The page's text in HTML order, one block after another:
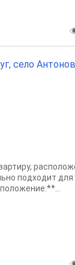
село
подходит для